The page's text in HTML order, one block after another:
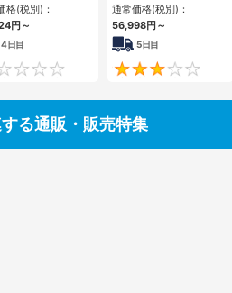
0
格(税別)：
円 ～
4日目
0
通常価格(税別)：
56,998円 ～
5日目
る通販・販売特集